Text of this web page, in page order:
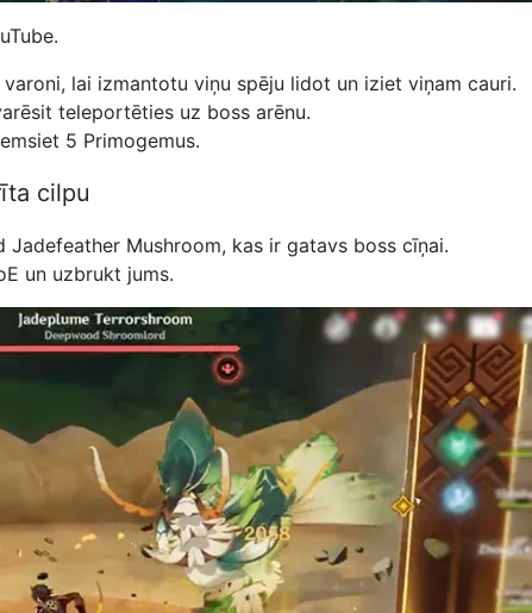
lai izmantotu viņu spēju lidot un iziet viņam cauri.
teleportēties uz boss arēnu.
5 Primogemus.
cilpu
Jadefeather Mushroom, kas ir gatavs boss cīņai.
un uzbrukt jums.